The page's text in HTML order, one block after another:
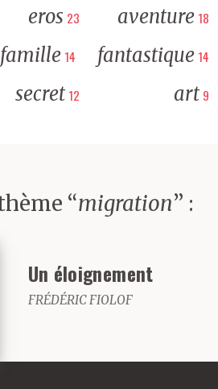
eros 23 aventure 18
famille 14 fantastique 14
secret 12 art 9
“migration” :
Un éloignement
FRÉDÉRIC FIOLOF